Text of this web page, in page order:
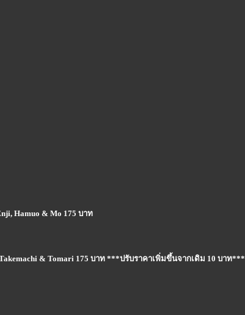
Hamuo & Mo 175 บาท
& Tomari 175 บาท ***ปรับราคาเพิ่มขึ้นจากเดิม 10 บาท***